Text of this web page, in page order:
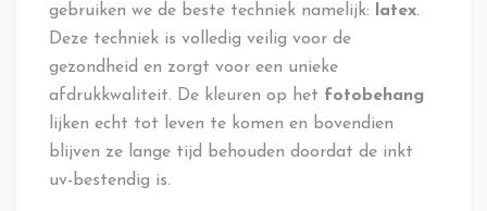
gebruiken we de beste techniek namelijk:
latex.
Deze techniek is volledig veilig voor de
gezondheid en zorgt voor een unieke
afdrukkwaliteit. De kleuren op het fotobehang
lijken echt tot leven te komen en bovendien
blijven ze lange tijd behouden doordat de inkt
uv-bestendig is.